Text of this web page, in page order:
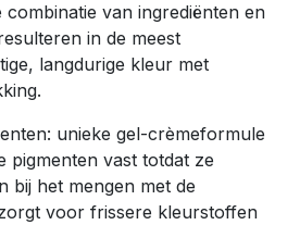
combinatie van ingrediënten en
in de meest
langdurige kleur met
unieke gel-crèmeformule
pigmenten vast totdat ze
bij het mengen met de
voor frissere kleurstoffen